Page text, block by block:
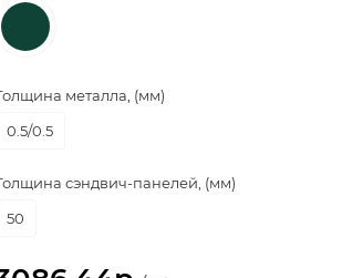
металла, (мм)
0.5/0.5
сэндвич-панелей, (мм)
50